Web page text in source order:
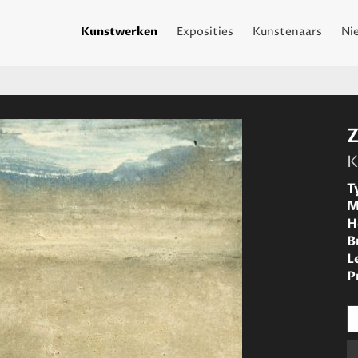
Kunstwerken Exposities Kunstenaars